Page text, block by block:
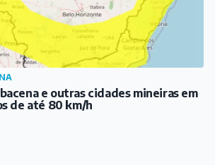
e outras cidades mineiras em
de até 80 km/h